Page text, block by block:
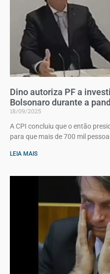
Dino autoriza PF a
Bolsonaro durante a
18/09/2025
A CPI concluiu que o então
para que mais de 700 mil
LEIA MAIS